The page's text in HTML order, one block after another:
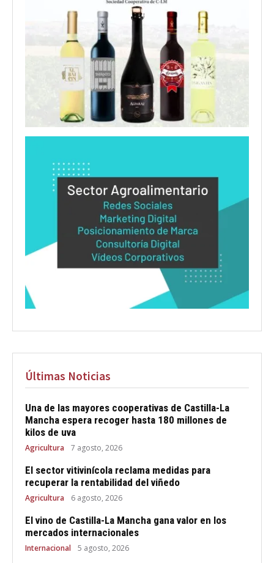
Últimas Noticias
Una de las mayores cooperativas de Castilla-La
Mancha espera recoger hasta 180 millones de
kilos de uva
Agricultura 7 agosto, 2026
El sector vitivinícola reclama medidas para
recuperar la rentabilidad del viñedo
Agricultura 6 agosto, 2026
El vino de Castilla-La Mancha gana valor en los
mercados internacionales
Internacional 5 agosto, 2026